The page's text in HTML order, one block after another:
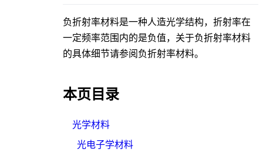
负折射率材料是一种人造光学结构，折射率在
一定频率范围内的是负值，关于负折射率材料
的具体细节请参阅负折射率材料。
本页目录
光学材料
光电子学材料